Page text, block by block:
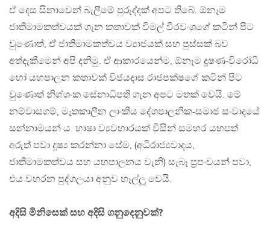
ඒ දෙස සිනාවෙන් බැලීමේ පුරුද්දක් අපට තිබේ. ඕනෑම
ජාතිමාමකත්වයක් ගැන කතාවක් විමල් වීරවංශගේ කටින් පිට
වුණොත්, ඒ ජාතිමාමකත්වය ව්‍යාජයක් සහ පුස්සක් බව
අත්දැකීමෙන් අපි දනිමු. ඒ ආකාරයෙන්ම, ඕනෑම දූෂණ-විරෝධී
හෝ යහපාලන කතාවක් විජයදාස රාජපක්ෂගේ කටින් පිට
වුණොත් නිශ්ශංක සේනාධිපති ගැන අපට මතක් වෙයි. මේ
නම්වාසගම්, මෑතකාලීන ලාංකීය දේශපාලනික-සමාජ සංවාදයේ
සන්නාමයන් ය. භාෂා ව්‍යවහාරයක් විසින් සමහර යහපත්
අරුත් පවා දූෂ්‍ය කරන්නා සේම, (අධිරාජ්‍යවාදය,
ජාතිමාමකත්වය සහ යහපාලනය වැනි) සැබෑ ප්‍රපංචයන් පවා,
එය වහරන පුද්ගලයා අනුව හෑල්ලූ වෙයි.
අදිසි මිනිසෙක් සහ අදිසි ගනුදෙනුවක්?